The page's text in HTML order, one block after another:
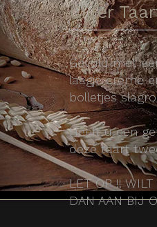
Cijfer
Gevuld met
laagje creme
bolletjes
Heeft u een
deze taart
LET OP !!
DAN AAN BIJ